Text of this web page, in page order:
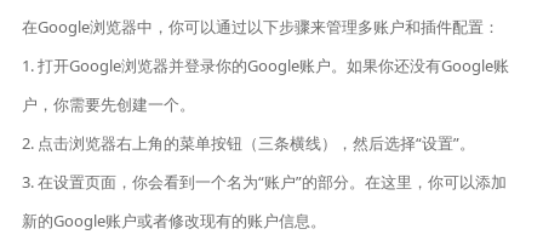
在Google浏览器中，你可以通过以下步骤来管理多账户和插件配置：
1. 打开Google浏览器并登录你的Google账户。如果你还没有Google账
户，你需要先创建一个。
2. 点击浏览器右上角的菜单按钮（三条横线），然后选择“设置”。
3. 在设置页面，你会看到一个名为“账户”的部分。在这里，你可以添加
新的Google账户或者修改现有的账户信息。